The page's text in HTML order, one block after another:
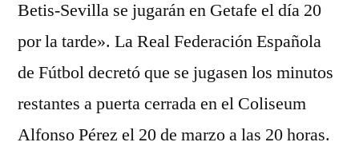
Betis-Sevilla se jugarán en Getafe el día 20
por la tarde». La Real Federación Española
de Fútbol decretó que se jugasen los minutos
restantes a puerta cerrada en el Coliseum
Alfonso Pérez el 20 de marzo a las 20 horas.